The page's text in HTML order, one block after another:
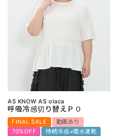
AS KNOW AS olaca
呼吸冷感切り替えＰＯ
FINAL SALE
動画あり
70%OFF
持続冷感×吸水速乾